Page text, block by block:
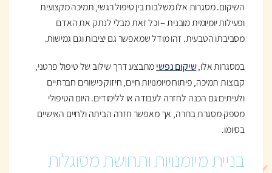
השיקום. מסגרות אלו משלבות בין טיפול רגשי, תמיכה מקצועית
ופעילות יומיומית מובנית – וכל זאת מבלי לנתק את האדם
מסביבתו הטבעית. זהו מודל שמאפשר גם יציבות וגם גמישות.
במסגרות אלו,שיקום נפשימתבצע דרך שילוב של טיפול פרטני,
קבוצות תמיכה, פיתוח מיומנויות חיים, חיזוק כישורים חברתיים
ולעיתים גם הכנה לחזרה לעבודה או ללימודים. היום הטיפולי
מספק מסגרת ברורה, אך מאפשר חזרה הביתה ולחיים האישיים
בסיומו.
בניית מיומנויות ותחושת מסוגלות